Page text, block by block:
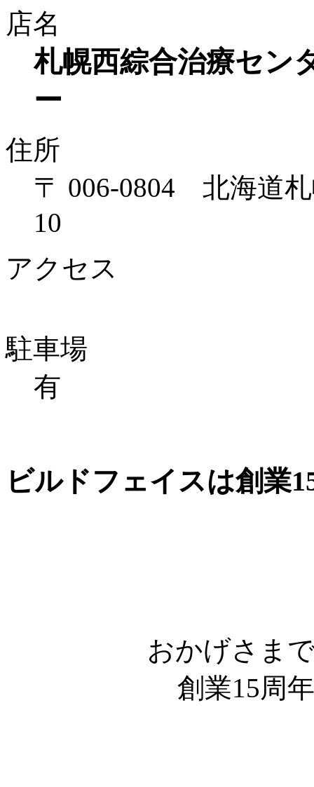
店名
札幌西綜合治療セン
ー
住所
〒 006-0804 北海道
10
アクセス
駐車場
有
ビルドフェイスは創業
おかげさま
創業15周